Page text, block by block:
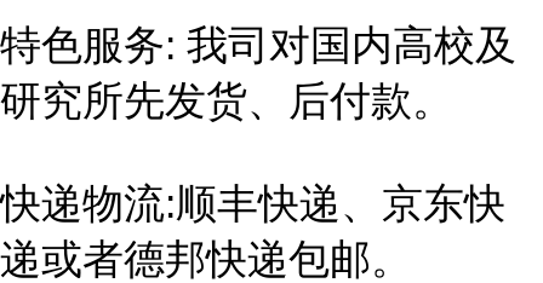
特色服务: 我司对国内高校及
研究所先发货、后付款。
快递物流:顺丰快递、京东快
递或者德邦快递包邮。